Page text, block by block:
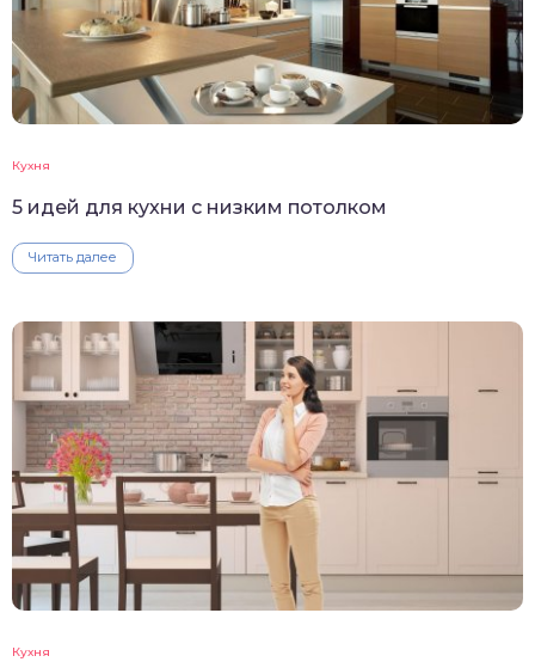
Кухня
5 идей для кухни с низким потолком
Читать далее
Кухня